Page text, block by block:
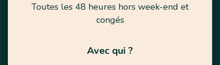
Toutes les 48 heures hors week-end et
congés
Avec qui ?